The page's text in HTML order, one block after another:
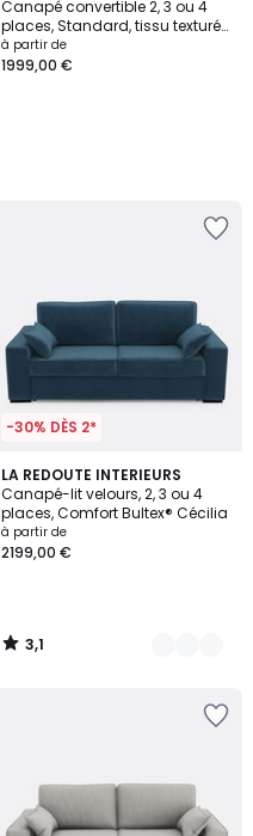
Canapé convertible 2, 3 ou 4
places, Standard, tissu texturé
moucheté, CECILIA
à partir de
1999,00 €
-30% DÈS 2*
LA REDOUTE INTERIEURS
Canapé-lit velours, 2, 3 ou 4
places, Comfort Bultex® Cécilia
à partir de
2199,00 €
3,1
/
5
7
Couleurs
3,1
/